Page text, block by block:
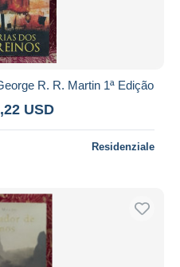
R. R. Martin 1ª Edição
USD
Residenziale